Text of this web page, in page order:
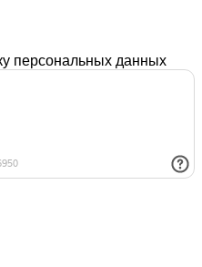
персональных данных